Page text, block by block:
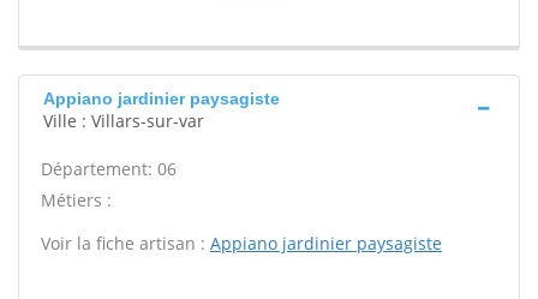
Appiano jardinier paysagiste
Ville : Villars-sur-var
Département: 06
Métiers :
Voir la fiche artisan : Appiano jardinier paysagiste